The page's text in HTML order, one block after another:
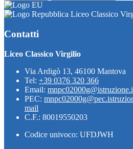
Liceo Classico
Contatti
Liceo Classico Virgilio
Via Ardigò 13, 46100 Mantova
Tel: +39 0376 320 366
Email:
PEC:
mail
C.F.: 80019550203
Codice univoco: UFDJWH